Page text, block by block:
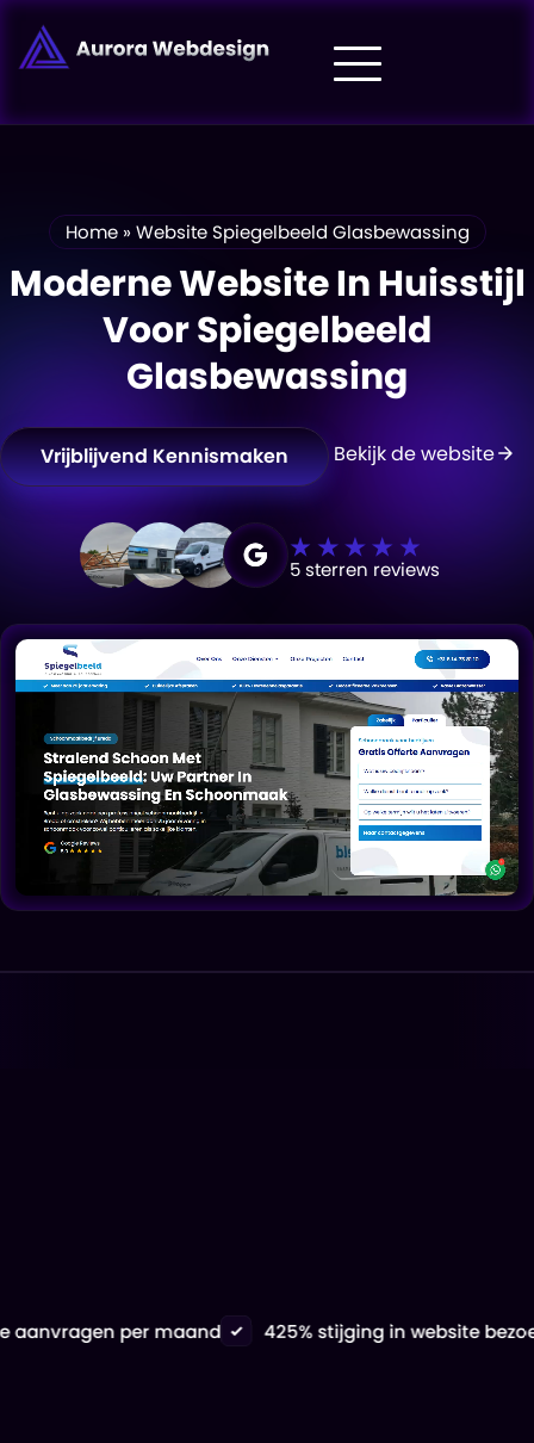
Home»Website Spiegelbeeld Glasbewassing
Moderne Website In Huisstijl
Voor Spiegelbeeld
Glasbewassing
Vrijblijvend Kennismaken Bekijk de website
5 sterren reviews
aanvragen per maand 425% stijging in website